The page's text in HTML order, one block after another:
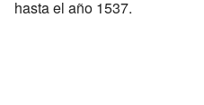
hasta el año 1537.